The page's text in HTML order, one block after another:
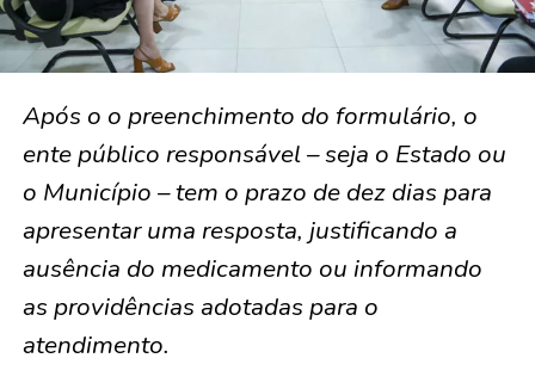
Após o o preenchimento do formulário, o
ente público responsável – seja o Estado ou
o Município – tem o prazo de dez dias para
apresentar uma resposta, justificando a
ausência do medicamento ou informando
as providências adotadas para o
atendimento.